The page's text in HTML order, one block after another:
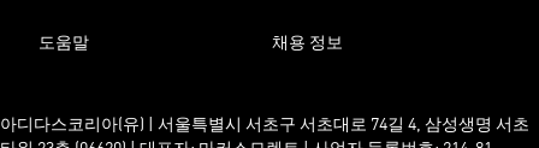
도움말 채용 정보
아디다스코리아(유) | 서울특별시 서초구 서초대로 74길 4, 삼성생명 서초